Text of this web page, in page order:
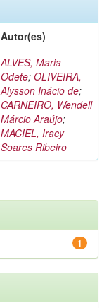
Autor(es)
ALVES, Maria
Odete; OLIVEIRA,
Alysson Inácio de;
CARNEIRO, Wendell
Márcio Araújo;
MACIEL, Iracy
Soares Ribeiro
1